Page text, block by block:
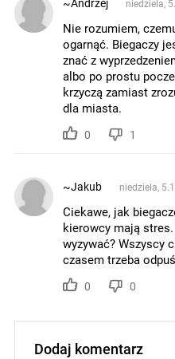
~Andrzej niedziela,
Nie rozumiem,
ogarnąć. Biegaczy
znać z
albo po prostu
krzyczą zamiast
dla miasta.
0 1
~Jakub niedziela,
Ciekawe, jak
kierowcy mają
wyzywać? Wszyscy
czasem trzeba
0 0
Dodaj komentarz